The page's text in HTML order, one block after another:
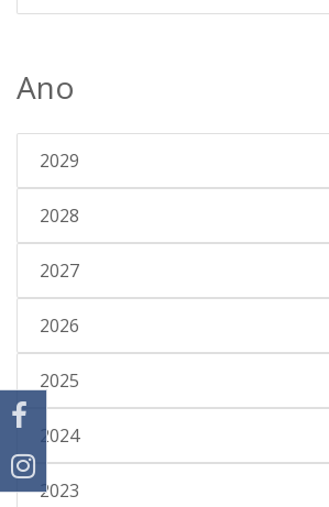
Ano
2029
2028
2027
2026
2025
2024
2023